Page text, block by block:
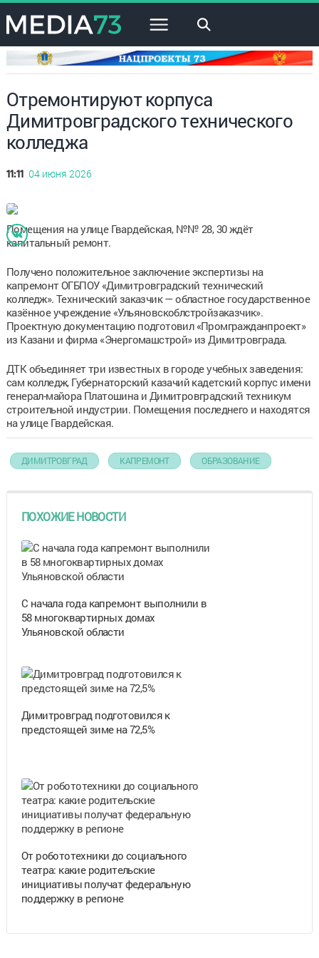
×
Отремонтируют корпуса
Димитровградского технического
колледжа
11:11 04 июня 2026
Помещения на улице Гвардейская, №№ 28, 30 ждёт
капитальный ремонт.
Получено положительное заключение экспертизы на
капремонт ОГБПОУ «Димитровградский технический
колледж». Технический заказчик — областное государственное
казённое учреждение «Ульяновскоблстройзаказчик».
Проектную документацию подготовил «Промгражданпроект»
из Казани и фирма «Энергомашстрой» из Димитровграда.
ДТК объединяет три известных в городе учебных заведения:
сам колледж, Губернаторский казачий кадетский корпус имени
генерал-майора Платошина и Димитровградский техникум
строительной индустрии. Помещения последнего и находятся
на улице Гвардейская.
ДИМИТРОВГРАД КАПРЕМОНТ ОБРАЗОВАНИЕ
ПОХОЖИЕ НОВОСТИ
С начала года капремонт выполнили в
58 многоквартирных домах
Ульяновской области
Димитровград подготовился к
предстоящей зиме на 72,5%
От робототехники до социального
театра: какие родительские
инициативы получат федеральную
поддержку в регионе